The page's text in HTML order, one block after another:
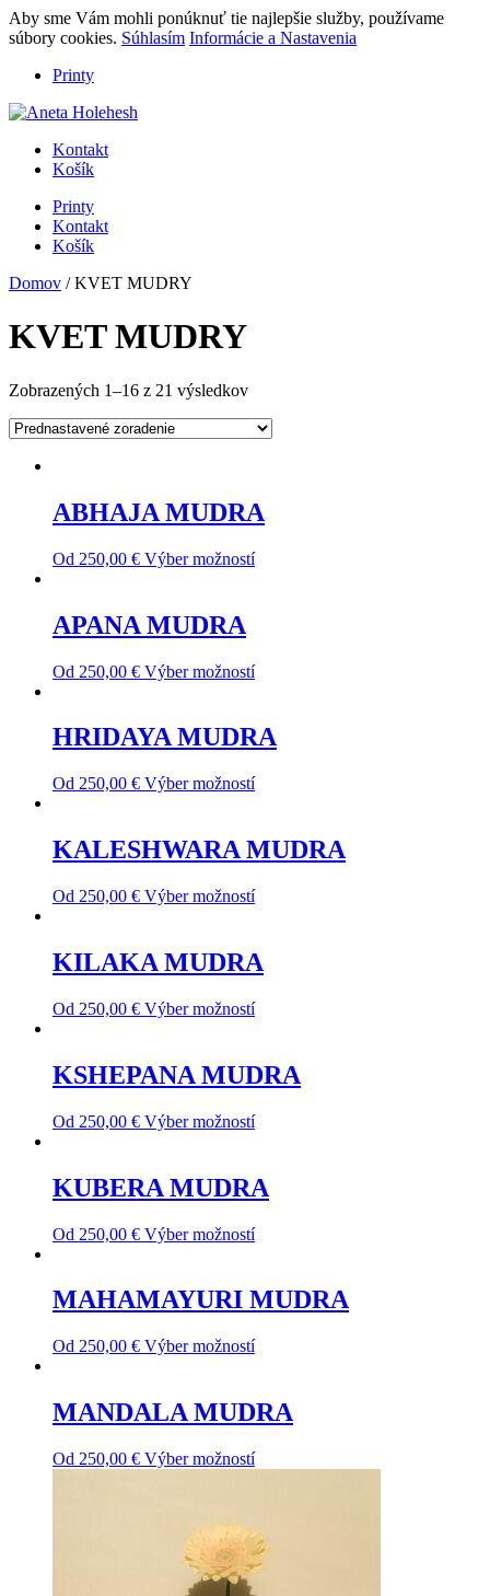
Aby sme Vám mohli ponúknuť tie najlepšie služby, používame
súbory cookies. Súhlasím Informácie a Nastavenia
Printy
Kontakt
Košík
Printy
Kontakt
Košík
Domov / KVET MUDRY
KVET MUDRY
Zobrazených 1–16 z 21 výsledkov
ABHAJA MUDRA
Od 250,00 € Výber možností
APANA MUDRA
Od 250,00 € Výber možností
HRIDAYA MUDRA
Od 250,00 € Výber možností
KALESHWARA MUDRA
Od 250,00 € Výber možností
KILAKA MUDRA
Od 250,00 € Výber možností
KSHEPANA MUDRA
Od 250,00 € Výber možností
KUBERA MUDRA
Od 250,00 € Výber možností
MAHAMAYURI MUDRA
Od 250,00 € Výber možností
MANDALA MUDRA
Od 250,00 € Výber možností